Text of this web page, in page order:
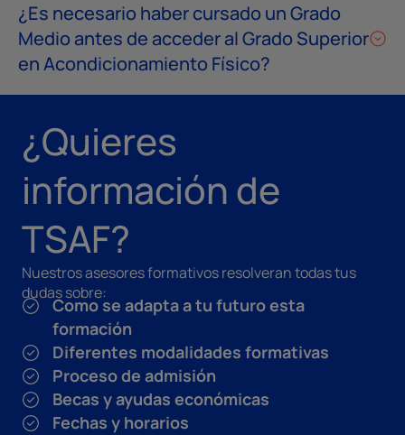
¿Es necesario haber cursado un Grado
Medio antes de acceder al Grado Superior
en Acondicionamiento Físico?
¿Quieres
información de
TSAF?
Nuestros asesores formativos resolveran todas tus
dudas sobre:
Como se adapta a tu futuro esta
formación
Diferentes modalidades formativas
Proceso de admisión
Becas y ayudas económicas
Fechas y horarios